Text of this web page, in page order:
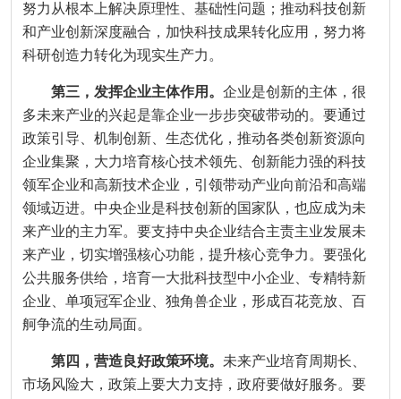
努力从根本上解决原理性、基础性问题；推动科技创新
和产业创新深度融合，加快科技成果转化应用，努力将
科研创造力转化为现实生产力。
第三，发挥企业主体作用。 企业是创新的主体，很
多未来产业的兴起是靠企业一步步突破带动的。要通过
政策引导、机制创新、生态优化，推动各类创新资源向
企业集聚，大力培育核心技术领先、创新能力强的科技
领军企业和高新技术企业，引领带动产业向前沿和高端
领域迈进。中央企业是科技创新的国家队，也应成为未
来产业的主力军。要支持中央企业结合主责主业发展未
来产业，切实增强核心功能，提升核心竞争力。要强化
公共服务供给，培育一大批科技型中小企业、专精特新
企业、单项冠军企业、独角兽企业，形成百花竞放、百
舸争流的生动局面。
第四，营造良好政策环境。 未来产业培育周期长、
市场风险大，政策上要大力支持，政府要做好服务。要